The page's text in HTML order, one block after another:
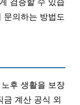
검증할 수 있습
문의하는 방법도
후 생활을 보장
금 계산 공식 외